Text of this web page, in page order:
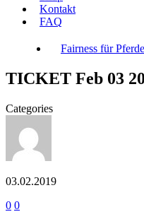
Kontakt
FAQ
Fairness für
TICKET Feb 03
Categories
03.02.2019
0 0